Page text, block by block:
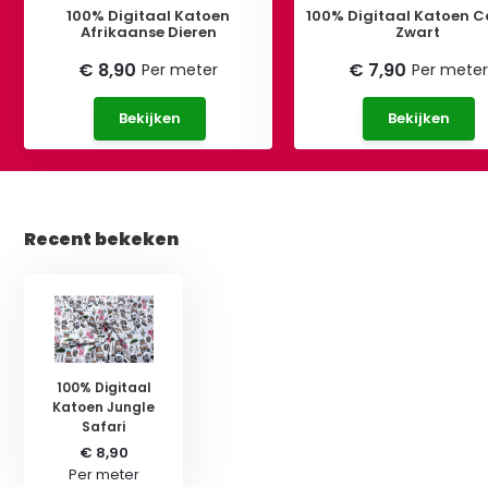
100% Digitaal Katoen
Afrikaanse Dieren
€ 8,90 Per meter
Bekijken
100% Digitaal Katoen
Zwart
€ 7,90 Per meter
Bekijken
Recent bekeken
100% Digitaal
Katoen Jungle
Safari
€ 8,90
Per meter